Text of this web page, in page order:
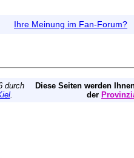
Ihre Meinung im Fan-Forum?
durch
.
Diese Seiten werden
der